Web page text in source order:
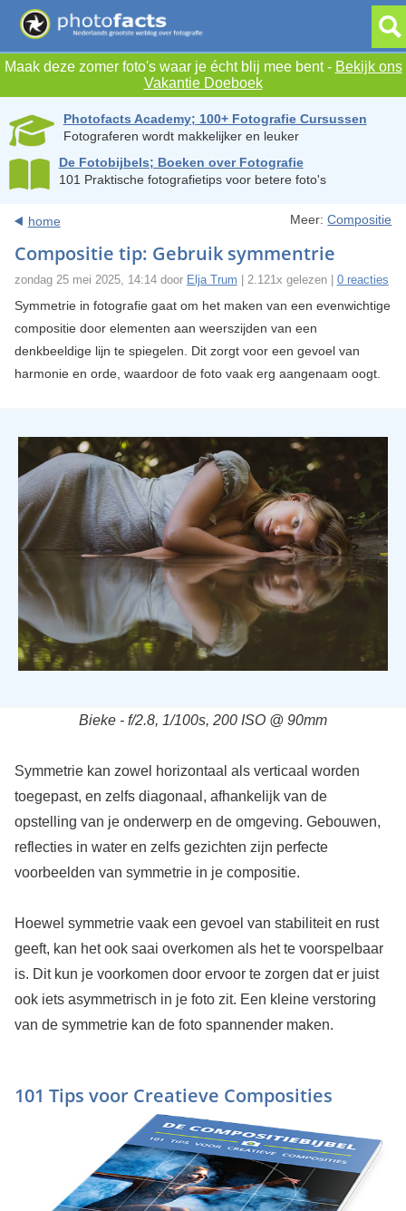
Maak deze zomer foto's waar je écht blij mee bent - Bekijk ons
Vakantie Doeboek
Photofacts Academy; 100+ Fotografie Cursussen
Fotograferen wordt makkelijker en leuker
De Fotobijbels; Boeken over Fotografie
101 Praktische fotografietips voor betere foto's
home Meer:Compositie
Compositie tip: Gebruik symmentrie
zondag 25 mei 2025, 14:14 door Elja Trum | 2.121x gelezen | 0 reacties
Symmetrie in fotografie gaat om het maken van een evenwichtige
compositie door elementen aan weerszijden van een
denkbeeldige lijn te spiegelen. Dit zorgt voor een gevoel van
harmonie en orde, waardoor de foto vaak erg aangenaam oogt.
Bieke - f/2.8, 1/100s, 200 ISO @ 90mm
Symmetrie kan zowel horizontaal als verticaal worden
toegepast, en zelfs diagonaal, afhankelijk van de
opstelling van je onderwerp en de omgeving. Gebouwen,
reflecties in water en zelfs gezichten zijn perfecte
voorbeelden van symmetrie in je compositie.
Hoewel symmetrie vaak een gevoel van stabiliteit en rust
geeft, kan het ook saai overkomen als het te voorspelbaar
is. Dit kun je voorkomen door ervoor te zorgen dat er juist
ook iets asymmetrisch in je foto zit. Een kleine verstoring
van de symmetrie kan de foto spannender maken.
101 Tips voor Creatieve Composities